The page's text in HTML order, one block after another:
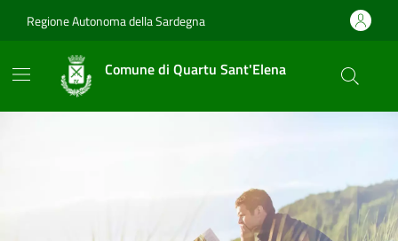
Regione Autonoma della Sardegna
Comune di Quartu Sant'Elena